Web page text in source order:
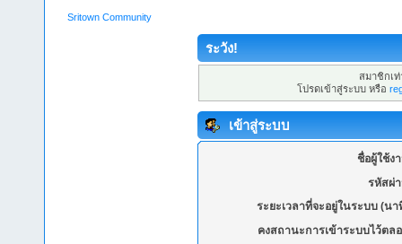
Sritown Community
ระวัง!
สมาชิกเ
โปรดเข้าสู่ระบบ หรือ
เข้าสู่ระบบ
ชื่อผู้ใช้ง
รหัสผ่
ระยะเวลาที่จะอยู่ในระบบ (นา
คงสถานะการเข้าระบบไว้ตล